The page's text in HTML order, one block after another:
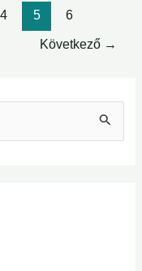
4 5 6
Következő →